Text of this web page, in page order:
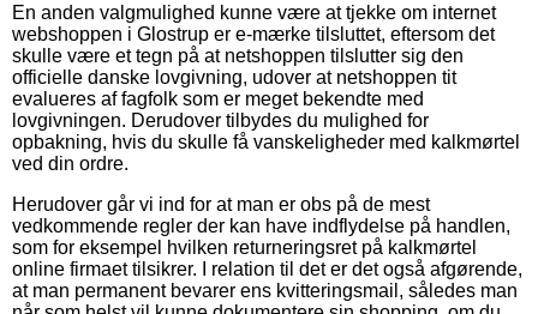
En anden valgmulighed kunne være at tjekke om internet
webshoppen i Glostrup er e-mærke tilsluttet, eftersom det
skulle være et tegn på at netshoppen tilslutter sig den
officielle danske lovgivning, udover at netshoppen tit
evalueres af fagfolk som er meget bekendte med
lovgivningen. Derudover tilbydes du mulighed for
opbakning, hvis du skulle få vanskeligheder med kalkmørtel
ved din ordre.
Herudover går vi ind for at man er obs på de mest
vedkommende regler der kan have indflydelse på handlen,
som for eksempel hvilken returneringsret på kalkmørtel
online firmaet tilsikrer. I relation til det er det også afgørende,
at man permanent bevarer ens kvitteringsmail, således man